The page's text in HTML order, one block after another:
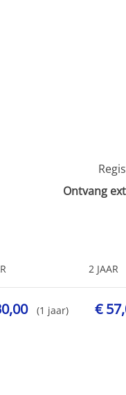
Ontvang
2 JAAR
(1 jaar) €